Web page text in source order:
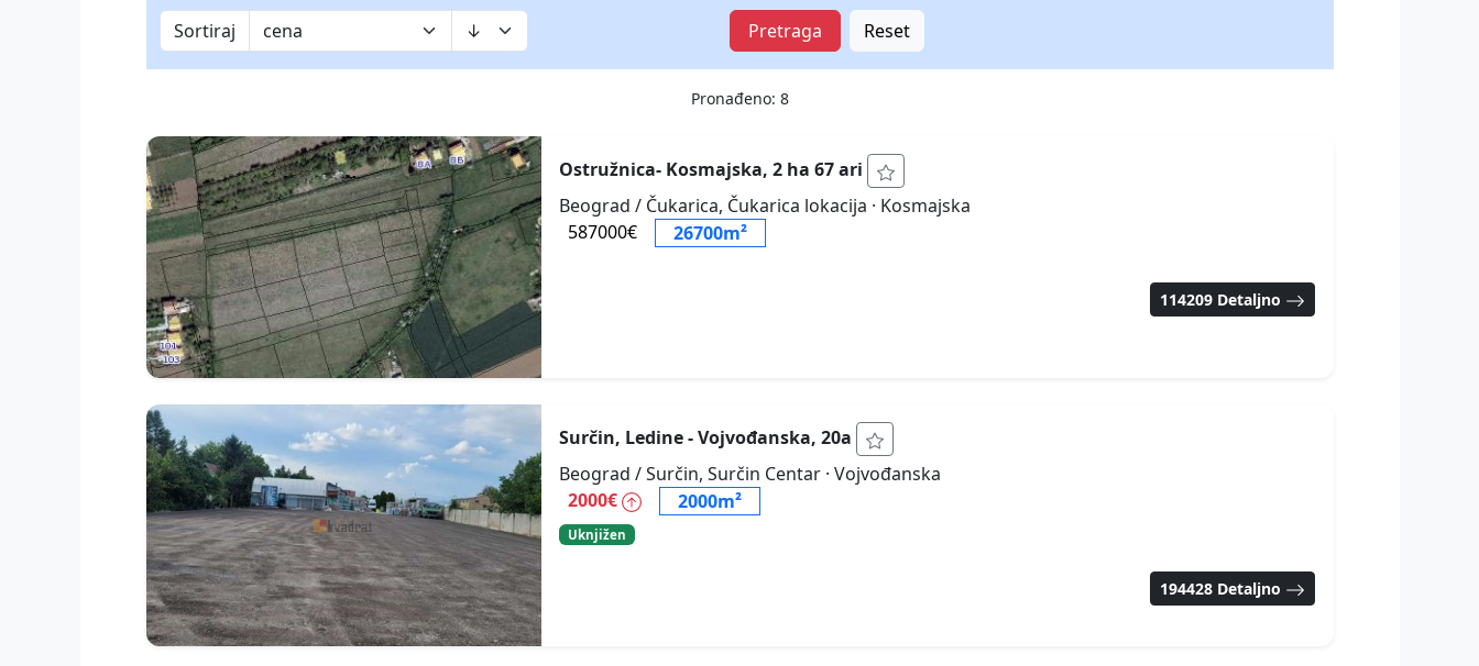
Sortiraj Pretraga Reset
Pronađeno: 8
Ostružnica- Kosmajska, 2 ha 67 ari
Beograd / Čukarica, Čukarica lokacija · Kosmajska
587000€
26700m²
114209 Detaljno
Surčin, Ledine - Vojvođanska, 20a
Beograd / Surčin, Surčin Centar · Vojvođanska
2000€
2000m²
Uknjižen
194428 Detaljno